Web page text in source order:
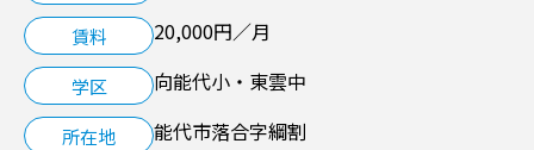
賃料 20,000円／月
学区 向能代小・東雲中
所在地 能代市落合字綱割